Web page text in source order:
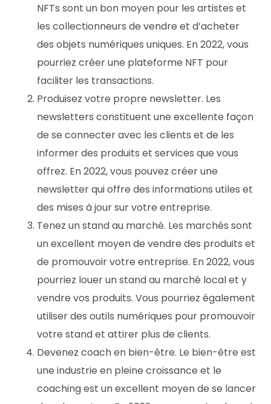
NFTs sont un bon moyen pour les artistes et
les collectionneurs de vendre et d’acheter
des objets numériques uniques. En 2022, vous
pourriez créer une plateforme NFT pour
faciliter les transactions.
Produisez votre propre newsletter. Les
newsletters constituent une excellente façon
de se connecter avec les clients et de les
informer des produits et services que vous
offrez. En 2022, vous pouvez créer une
newsletter qui offre des informations utiles et
des mises à jour sur votre entreprise.
Tenez un stand au marché. Les marchés sont
un excellent moyen de vendre des produits et
de promouvoir votre entreprise. En 2022, vous
pourriez louer un stand au marché local et y
vendre vos produits. Vous pourriez également
utiliser des outils numériques pour promouvoir
votre stand et attirer plus de clients.
Devenez coach en bien-être. Le bien-être est
une industrie en pleine croissance et le
coaching est un excellent moyen de se lancer